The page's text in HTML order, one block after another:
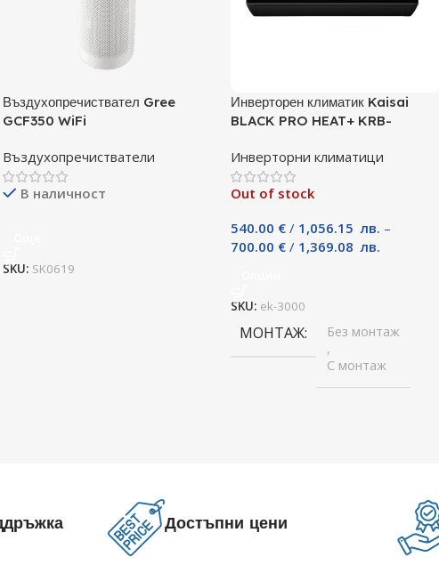
Въздухопречиствател Gree
GCF350 WiFi
Въздухопречистватели
В наличност
SKU: SK0619
Инверторен климатик Kaisai
BLACK PRO HEAT+ KRB-
BTU, Клас A+++
Инверторни климатици
Out of stock
540.00 € / 1,056.15 лв. –
700.00 € / 1,369.08 лв.
SKU: ek-3000
МОНТАЖ
Без монтаж
,
С монтаж
Достъпни цени